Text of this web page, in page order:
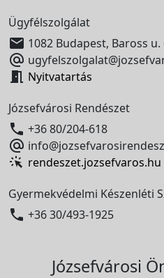
Ügyfélszolgálat
 1082 Budapest, Baross u.

 Nyitvatartás
Józsefvárosi Rendészet
 +36 80/204-618

rendeszet.jozsefvaros.hu
Gyermekvédelmi Készenléti
 +36 30/493-1925
Józsefvárosi